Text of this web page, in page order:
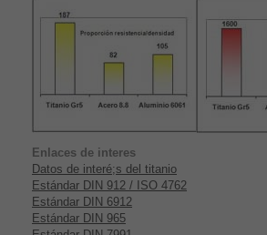
Enlaces de interes
Datos de interé;s del titanio
Estándar DIN 912 / ISO 4762
Estándar DIN 6912
Estándar DIN 965